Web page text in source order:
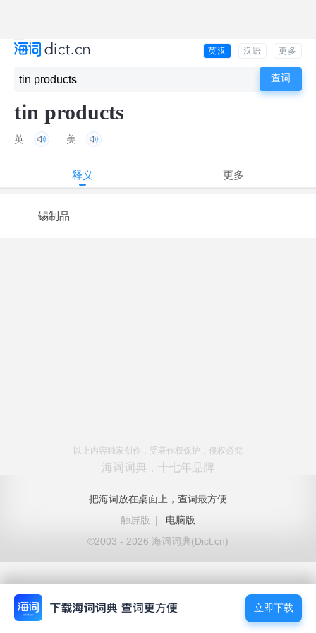
英汉 汉语 更多
tin products
英 美
释义 更多
锡制品
以上内容独家创作，受著作权保护，侵权必究
海词词典，十七年品牌
把海词放在桌面上，查词最方便
触屏版
|
电脑版
©2003 - 2026 海词词典(Dict.cn)
立即下载
立即下载